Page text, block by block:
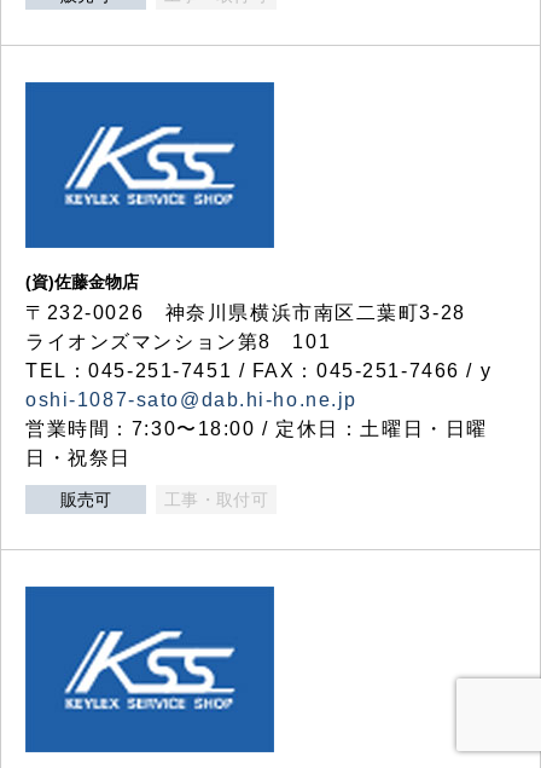
(資)佐藤金物店
〒232-0026 神奈川県横浜市南区二葉町3-28
ライオンズマンション第8 101
TEL：045-251-7451 / FAX：045-251-7466 / y
oshi-1087-sato@dab.hi-ho.ne.jp
営業時間：7:30〜18:00 / 定休日：土曜日・日曜
日・祝祭日
販売可 工事・取付可